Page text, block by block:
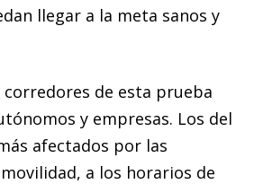
llegar a la meta sanos y
de esta prueba
y empresas. Los del
afectados por las
a los horarios de